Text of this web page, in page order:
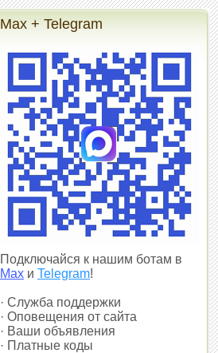
Max + Telegram
Подключайся к нашим ботам в
Max и Telegram!
· Служба поддержки
· Оповещения от сайта
· Ваши объявления
· Платные коды